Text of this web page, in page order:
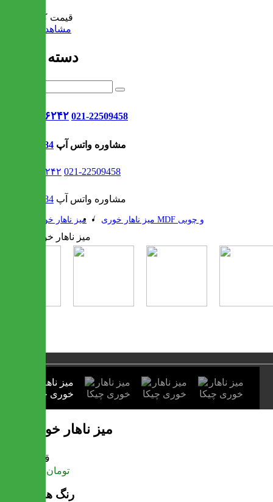
قیمت کل:
مشاهده سبد خرید
دسته بندی ها
021-۹۱۳۰۶۲۴۲ 021-22509458
09302308484 مشاوره واتس آپ
021-۹۱۳۰۶۲۴۲ 021-22509458
09302308484 مشاوره واتس آپ
میز ناهار خوری / میز ناهار خوری MDF و چوبی
میز ناهار خوری چیکا
قیمت
تومان
رنگ های موجود